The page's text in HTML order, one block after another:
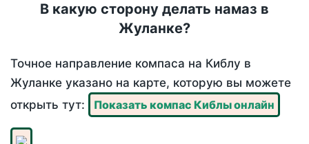
В какую сторону делать намаз в
Жуланке?
Точное направление компаса на Киблу в
Жуланке указано на карте, которую вы можете
открыть тут:
Показать компас Киблы онлайн